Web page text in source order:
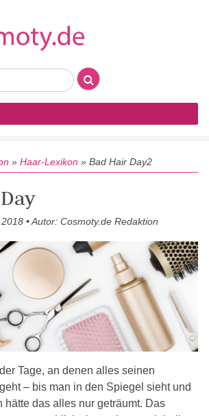
» Haar-Lexikon » Bad Hair Day2
• Autor: Cosmoty.de Redaktion
Tage, an denen alles seinen
– bis man in den Spiegel sieht und
hätte das alles nur geträumt. Das